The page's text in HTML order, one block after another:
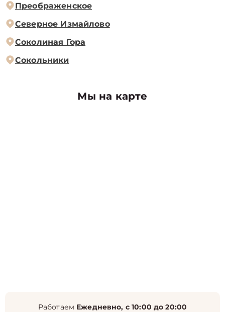
Преображенское
Северное Измайлово
Соколиная Гора
Сокольники
Мы на карте
Работаем Ежедневно, с 10:00 до 20:00